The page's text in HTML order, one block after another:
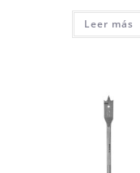
Leer más